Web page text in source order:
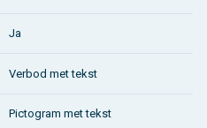
Ja
Verbod met tekst
Pictogram met tekst